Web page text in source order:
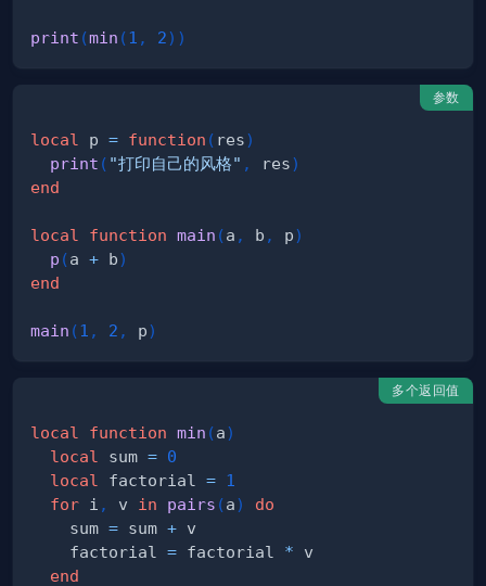
print (min (1 , 2) )
参数
local p = function ( res)
print ( "打印自己的风格" , res)
end
local function main (a , b , p)
p (a + b)
end
main (1 , 2 , p)
多个返回值
local function min (a)
local
sum = 0
local
factorial = 1
for i , v in pairs (a)
do
    sum
= sum +
    factorial
= factorial *
end